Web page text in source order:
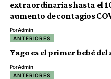
extraordinarias hasta el
aumento de contagios
PorAdmin
ANTERIORES
Yago es el primer bebé del
PorAdmin
ANTERIORES